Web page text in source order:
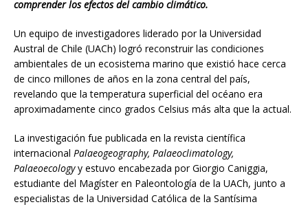
comprender los efectos del cambio climático.
Un equipo de investigadores liderado por la Universidad
Austral de Chile (UACh) logró reconstruir las condiciones
ambientales de un ecosistema marino que existió hace cerca
de cinco millones de años en la zona central del país,
revelando que la temperatura superficial del océano era
aproximadamente cinco grados Celsius más alta que la actual.
La investigación fue publicada en la revista científica
internacional Palaeogeography, Palaeoclimatology,
Palaeoecologyy estuvo encabezada por Giorgio Caniggia,
estudiante del Magíster en Paleontología de la UACh, junto a
especialistas de la Universidad Católica de la Santísima